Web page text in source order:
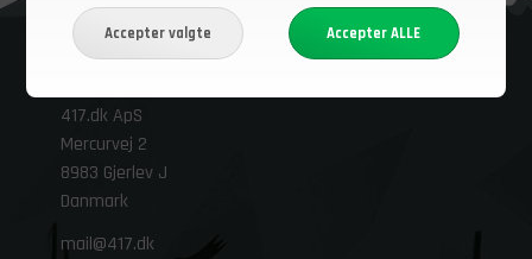
Kontakt os
417.dk ApS
Mercurvej 2
8983 Gjerlev J
Danmark
mail@417.dk